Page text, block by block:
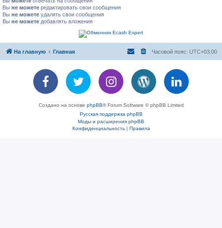
Вы не можете редактировать свои сообщения
Вы не можете удалять свои сообщения
Вы не можете добавлять вложения
На главную Главная Часовой пояс: UTC+03:00
Создано на основе phpBB® Forum Software © phpBB Limited
Русская поддержка phpBB
Моды и расширения phpBB
Конфиденциальность| Правила